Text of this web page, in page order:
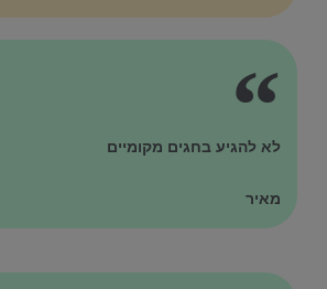
לא להגיע בחגים מקומיים
מאיר